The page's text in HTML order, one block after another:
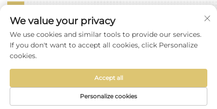
E [email protected]
Droits d'auteur © Guangzhou Yixin Glass Co., Ltd
Tous droits réservés
We value your privacy
We use cookies and similar tools to provide our services.
If you don't want to accept all cookies, click Personalize
cookies.
Personalize cookies
Accept all